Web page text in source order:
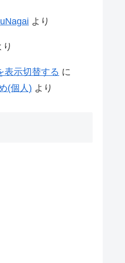
より
り
表示切替する に
(個人) より